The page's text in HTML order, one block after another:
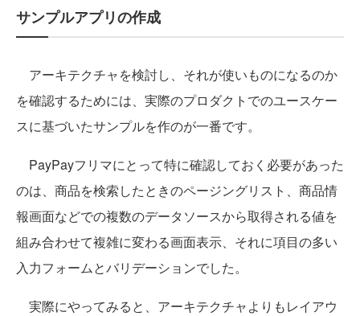
サンプルアプリの作成
アーキテクチャを検討し、それが使いものになるのか
を確認するためには、実際のプロダクトでのユースケー
スに基づいたサンプルを作のが一番です。
PayPayフリマにとって特に確認しておく必要があった
のは、商品を検索したときのページングリスト、商品情
報画面などでの複数のデータソースから取得される値を
組み合わせて複雑に変わる画面表示、それに項目の多い
入力フォームとバリデーションでした。
実際にやってみると、アーキテクチャよりもレイアウ